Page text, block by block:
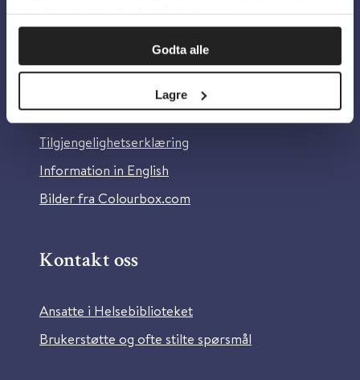
innsikt som gjør at vi kan forbedre oss.
Godta alle
Lagre
Om Helsebiblioteket
Personvern og informasjonskapsler
Tilgjengelighetserklæring
Information in English
Bilder fra Colourbox.com
Kontakt oss
Ansatte i Helsebiblioteket
Brukerstøtte og ofte stilte spørsmål